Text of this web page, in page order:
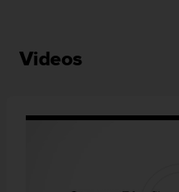
Videos